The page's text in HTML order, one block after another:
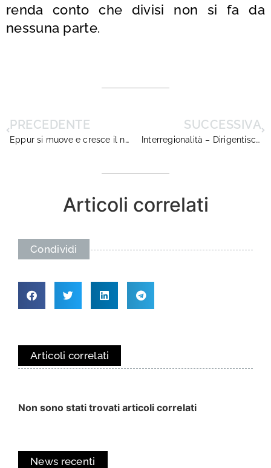
renda conto che divisi non si fa da
nessuna parte.
PRECEDENTE
Eppur si muove e cresce il numero dei dirigenti indignati e allo stremo
SUCCESSIVA
Interregionalità – Dirigentiscuola sollecita chiarimenti al Miur
Articoli correlati
Condividi
Articoli correlati
Non sono stati trovati articoli correlati
News recenti